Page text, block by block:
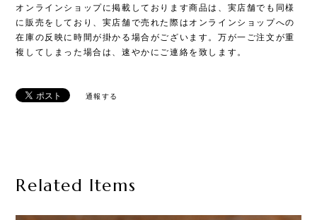
オンラインショップに掲載しております商品は、実店舗でも同様
に販売をしており、実店舗で売れた際はオンラインショップへの
在庫の反映に時間が掛かる場合がございます。万が一ご注文が重
複してしまった場合は、速やかにご連絡を致します。
通報する
Related Items